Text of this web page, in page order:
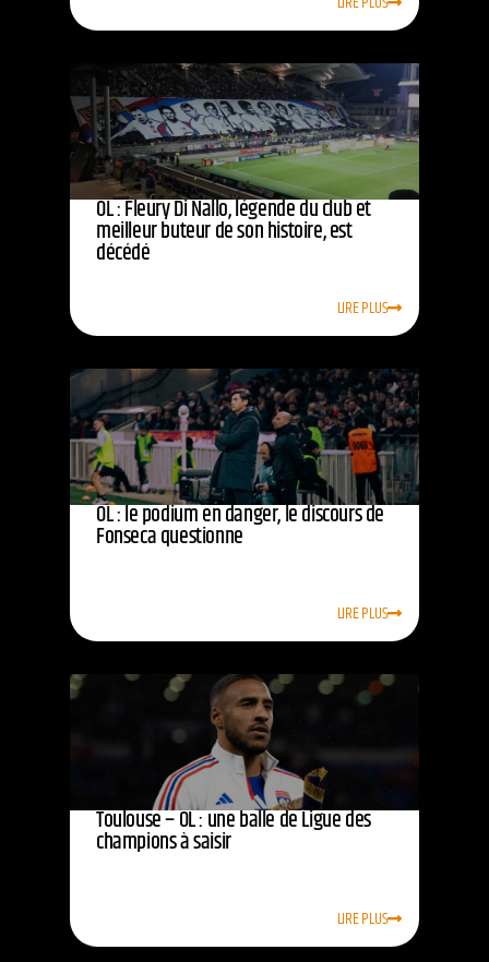
OL : Fleury Di Nallo, légende du club et
meilleur buteur de son histoire, est
décédé
LIRE PLUS
OL : le podium en danger, le discours de
Fonseca questionne
LIRE PLUS
Toulouse – OL : une balle de Ligue des
champions à saisir
LIRE PLUS